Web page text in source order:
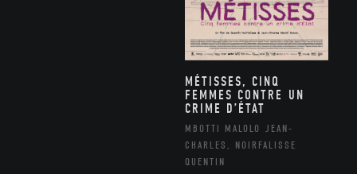
MÉTISSES, CINQ
FEMMES CONTRE UN
CRIME D’ÉTAT
MBOTTI MALOLO JEAN-
CHARLES, NOIRFALISSE
QUENTIN